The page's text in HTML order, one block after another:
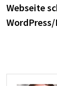
Webseite